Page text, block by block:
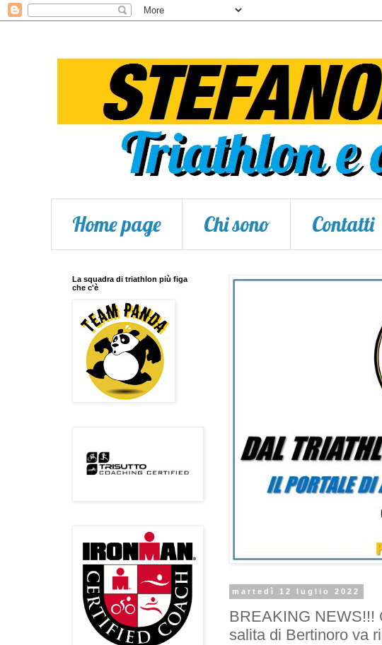
Home page Chi sono Contatti
martedì 12 luglio 2022
BREAKING NEWS!!!
salita di Bertinoro va
La squadra di triathlon più figa
che c'è